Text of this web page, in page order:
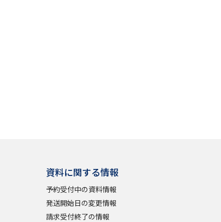
先輩が入学を決めた理由
資料に関する情報
予約受付中の資料情報
発送開始日の変更情報
請求受付終了の情報